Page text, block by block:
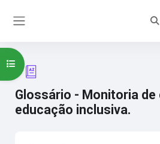
Glossário - Monitoria de
educação inclusiva.
Abrir índice do curso